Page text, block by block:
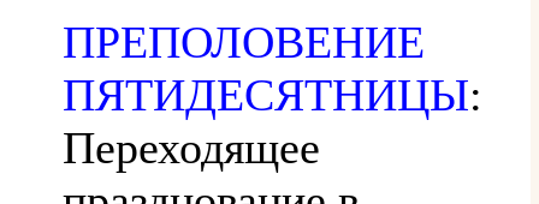
ПРЕПОЛОВЕНИЕ
ПЯТИДЕСЯТНИЦЫ:
Переходящее